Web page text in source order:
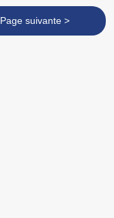
Page suivante >